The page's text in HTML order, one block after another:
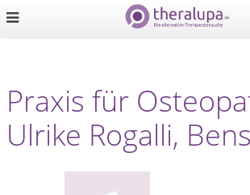
Praxis für
Ulrike Rogalli,